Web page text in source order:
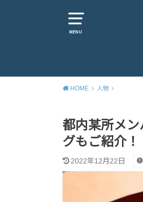
MENU
HOME 人物
都内某所メ
グもご紹介！
2022年12月22日